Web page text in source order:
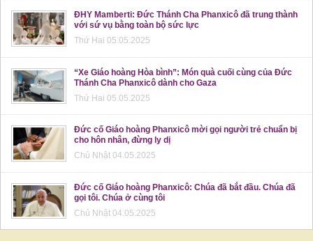
ĐHY Mamberti: Đức Thánh Cha Phanxicô đã trung thành
với sứ vụ bằng toàn bộ sức lực
Thứ Hai 05.05.2025
“Xe Giáo hoàng Hòa bình”: Món quà cuối cùng của Đức
Thánh Cha Phanxicô dành cho Gaza
Thứ Hai 05.05.2025
Đức cố Giáo hoàng Phanxicô mời gọi người trẻ chuẩn bị
cho hôn nhân, đừng ly dị
Chủ Nhật 04.05.2025
Đức cố Giáo hoàng Phanxicô: Chúa đã bắt đầu. Chúa đã
gọi tôi. Chúa ở cùng tôi
Chủ Nhật 04.05.2025